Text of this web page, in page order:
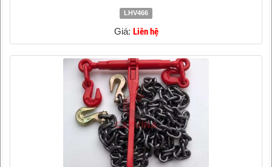
LHV466
Giá: Liên hệ